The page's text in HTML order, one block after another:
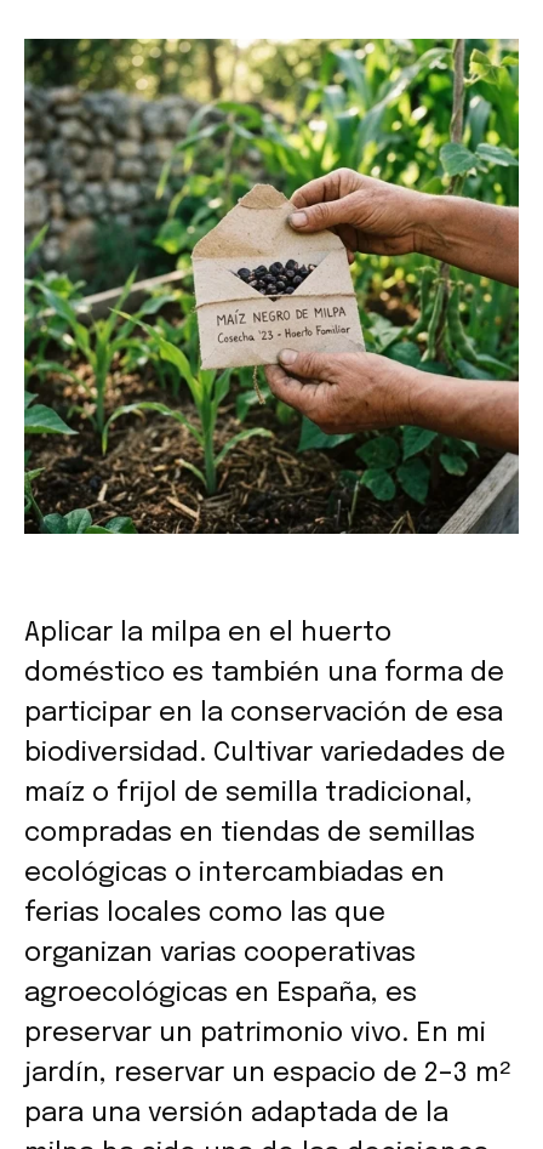
Aplicar la milpa en el huerto
doméstico es también una forma de
participar en la conservación de esa
biodiversidad. Cultivar variedades de
maíz o frijol de semilla tradicional,
compradas en tiendas de semillas
ecológicas o intercambiadas en
ferias locales como las que
organizan varias cooperativas
agroecológicas en España, es
preservar un patrimonio vivo. En mi
jardín, reservar un espacio de 2–3 m²
para una versión adaptada de la